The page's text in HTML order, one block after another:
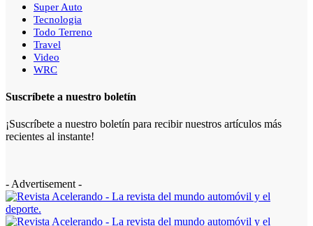
Super Auto
Tecnologia
Todo Terreno
Travel
Video
WRC
Suscríbete a nuestro boletín
¡Suscríbete a nuestro boletín para recibir nuestros artículos más
recientes al instante!
- Advertisement -